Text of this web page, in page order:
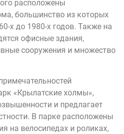
расположены
большинство из которых
х до 1980-х годов. Также на
офисные здания,
сооружения и множество
«Крылатские холмы»,
и предлагает
В парке расположены
на велосипедах и роликах,